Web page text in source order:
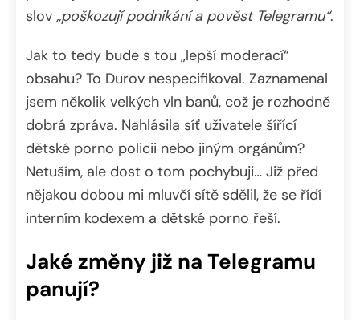
slov „poškozují podnikání a pověst Telegramu“.
Jak to tedy bude s tou „lepší moderací“
obsahu? To Durov nespecifikoval. Zaznamenal
jsem několik velkých vln banů, což je rozhodně
dobrá zpráva. Nahlásila síť uživatele šířící
dětské porno policii nebo jiným orgánům?
Netuším, ale dost o tom pochybuji… Již před
nějakou dobou mi mluvčí sítě sdělil, že se řídí
interním kodexem a dětské porno řeší.
Jaké změny již na Telegramu
panují?